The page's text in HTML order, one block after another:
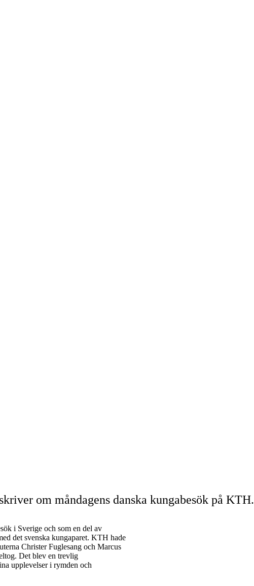
om måndagens danska kungabesök på KTH.
i Sverige och som en del av
det svenska kungaparet. KTH hade
Christer Fuglesang och Marcus
Det blev en trevlig
upplevelser i rymden och